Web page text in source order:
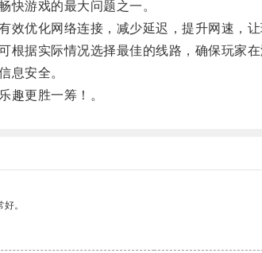
游戏的最大问题之一。
优化网络连接，减少延迟，提升网速，让
据实际情况选择最佳的线路，确保玩家在
安全。
更胜一筹！。
。